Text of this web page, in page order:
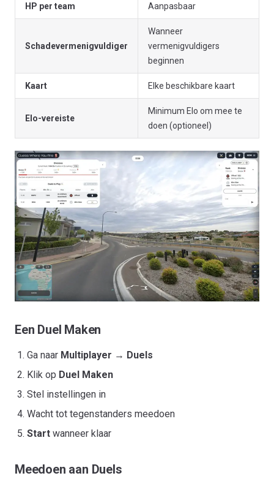
HP per team Aanpasbaar
Schadevermenigvuldiger
Wanneer
vermenigvuldigers
beginnen
Kaart Elke beschikbare kaart
Elo-vereiste
Minimum Elo om mee te
doen (optioneel)
Een Duel Maken
Ga naar Multiplayer → Duels
Klik op Duel Maken
Stel instellingen in
Wacht tot tegenstanders meedoen
Start wanneer klaar
Meedoen aan Duels